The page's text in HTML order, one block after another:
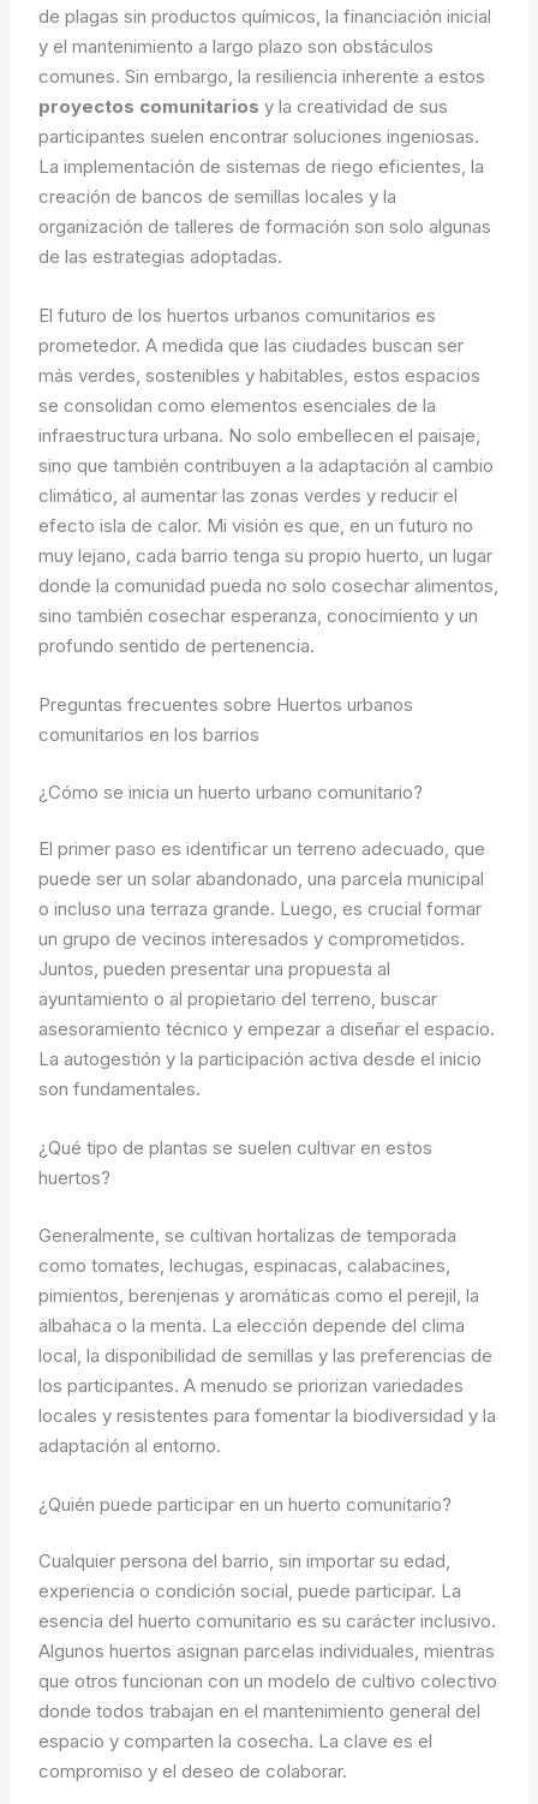
de plagas sin productos químicos, la financiación inicial
y el mantenimiento a largo plazo son obstáculos
comunes. Sin embargo, la resiliencia inherente a estos
proyectos comunitarios y la creatividad de sus
participantes suelen encontrar soluciones ingeniosas.
La implementación de sistemas de riego eficientes, la
creación de bancos de semillas locales y la
organización de talleres de formación son solo algunas
de las estrategias adoptadas.
El futuro de los huertos urbanos comunitarios es
prometedor. A medida que las ciudades buscan ser
más verdes, sostenibles y habitables, estos espacios
se consolidan como elementos esenciales de la
infraestructura urbana. No solo embellecen el paisaje,
sino que también contribuyen a la adaptación al cambio
climático, al aumentar las zonas verdes y reducir el
efecto isla de calor. Mi visión es que, en un futuro no
muy lejano, cada barrio tenga su propio huerto, un lugar
donde la comunidad pueda no solo cosechar alimentos,
sino también cosechar esperanza, conocimiento y un
profundo sentido de pertenencia.
Preguntas frecuentes sobre Huertos urbanos
comunitarios en los barrios
¿Cómo se inicia un huerto urbano comunitario?
El primer paso es identificar un terreno adecuado, que
puede ser un solar abandonado, una parcela municipal
o incluso una terraza grande. Luego, es crucial formar
un grupo de vecinos interesados y comprometidos.
Juntos, pueden presentar una propuesta al
ayuntamiento o al propietario del terreno, buscar
asesoramiento técnico y empezar a diseñar el espacio.
La autogestión y la participación activa desde el inicio
son fundamentales.
¿Qué tipo de plantas se suelen cultivar en estos
huertos?
Generalmente, se cultivan hortalizas de temporada
como tomates, lechugas, espinacas, calabacines,
pimientos, berenjenas y aromáticas como el perejil, la
albahaca o la menta. La elección depende del clima
local, la disponibilidad de semillas y las preferencias de
los participantes. A menudo se priorizan variedades
locales y resistentes para fomentar la biodiversidad y la
adaptación al entorno.
¿Quién puede participar en un huerto comunitario?
Cualquier persona del barrio, sin importar su edad,
experiencia o condición social, puede participar. La
esencia del huerto comunitario es su carácter inclusivo.
Algunos huertos asignan parcelas individuales, mientras
que otros funcionan con un modelo de cultivo colectivo
donde todos trabajan en el mantenimiento general del
espacio y comparten la cosecha. La clave es el
compromiso y el deseo de colaborar.